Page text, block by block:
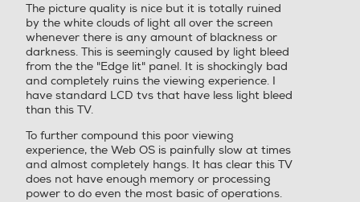
Altezza senza base-mm
965
Profondita' senza base-mm
30,9
Peso senza base-Kg
33
Numero HDMI Totali
3
Numero HDMI Totali
HDMI ARC HDMI ARC
Numero porte USB
2
Numero porte USB
The picture quality is nice but it is totally ruined
by the white clouds of light all over the screen
whenever there is any amount of blackness or
darkness. This is seemingly caused by light bleed
from the the "Edge lit" panel. It is shockingly bad
and completely ruins the viewing experience. I
have standard LCD tvs that have less light bleed
than this TV.
To further compound this poor viewing
experience, the Web OS is painfully slow at times
and almost completely hangs. It has clear this TV
does not have enough memory or processing
power to do even the most basic of operations.